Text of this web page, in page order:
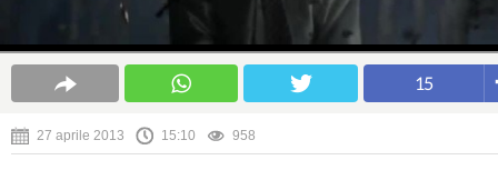
15
27 aprile 2013 15:10 958